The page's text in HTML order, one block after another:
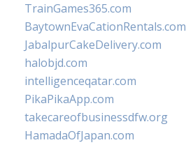
TrainGames365.com
BaytownEvaCationRentals.com
JabalpurCakeDelivery.com
halobjd.com
intelligenceqatar.com
PikaPikaApp.com
takecareofbusinessdfw.org
HamadaOfJapan.com